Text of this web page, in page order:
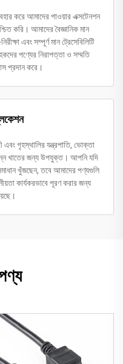
করে আমাদের পাওয়ার এক্সটেনশন
করি। আমাদের বৈজ্ঞানিক মান
এবং সম্পূর্ণ মান ট্রেসেবিলিটি
পণ্যের নিরাপত্তা ও সম্মতি
প্রদান করে।
এবং গৃহস্থালির যন্ত্রপাতি, ভোক্তা
খাতের জন্য উপযুক্ত। আপনি যদি
খুঁজছেন, তবে আমাদের পণ্যগুলি
কার্যকরভাবে পূরণ করার জন্য